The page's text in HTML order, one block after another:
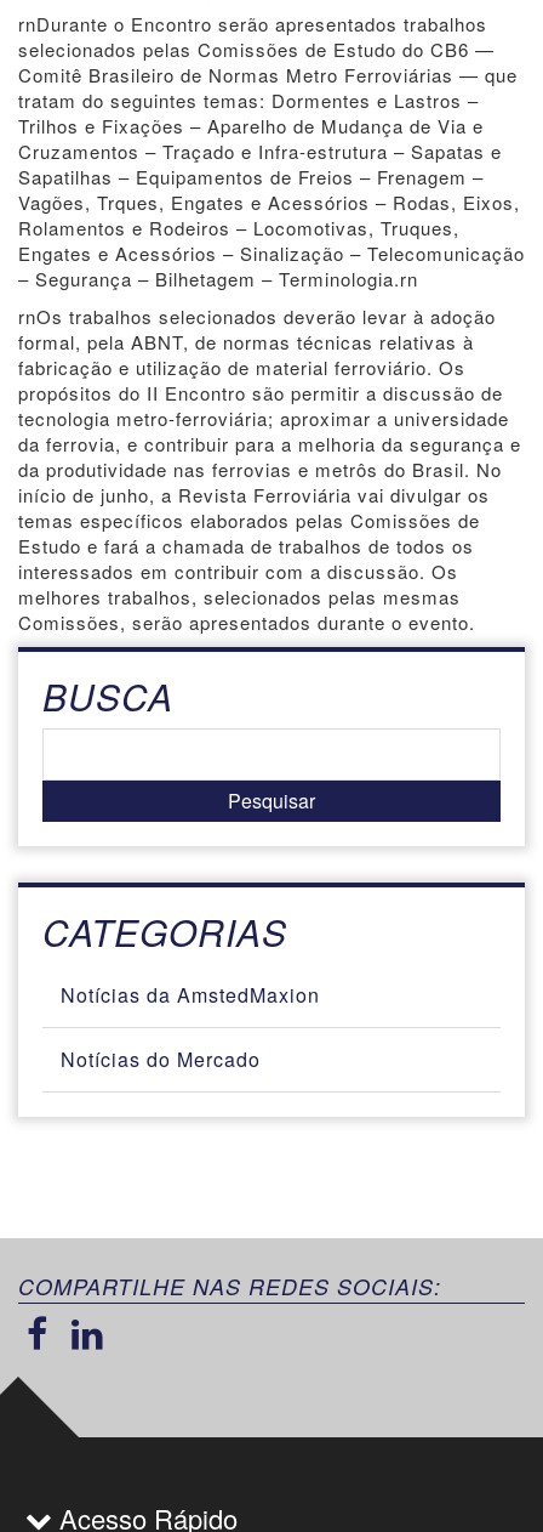
rnDurante o Encontro serão apresentados trabalhos
selecionados pelas Comissões de Estudo do CB6 —
Comitê Brasileiro de Normas Metro Ferroviárias — que
tratam do seguintes temas: Dormentes e Lastros –
Trilhos e Fixações – Aparelho de Mudança de Via e
Cruzamentos – Traçado e Infra-estrutura – Sapatas e
Sapatilhas – Equipamentos de Freios – Frenagem –
Vagões, Trques, Engates e Acessórios – Rodas, Eixos,
Rolamentos e Rodeiros – Locomotivas, Truques,
Engates e Acessórios – Sinalização – Telecomunicação
– Segurança – Bilhetagem – Terminologia.rn
rnOs trabalhos selecionados deverão levar à adoção
formal, pela ABNT, de normas técnicas relativas à
fabricação e utilização de material ferroviário. Os
propósitos do II Encontro são permitir a discussão de
tecnologia metro-ferroviária; aproximar a universidade
da ferrovia, e contribuir para a melhoria da segurança e
da produtividade nas ferrovias e metrôs do Brasil. No
início de junho, a Revista Ferroviária vai divulgar os
temas específicos elaborados pelas Comissões de
Estudo e fará a chamada de trabalhos de todos os
interessados em contribuir com a discussão. Os
melhores trabalhos, selecionados pelas mesmas
Comissões, serão apresentados durante o evento.
BUSCA
CATEGORIAS
Notícias da AmstedMaxion
Notícias do Mercado
COMPARTILHE NAS REDES SOCIAIS:
Acesso Rápido